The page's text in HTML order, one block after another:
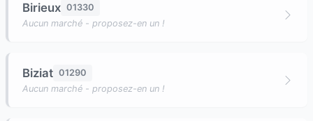
Birieux 01330
Aucun marché - proposez-en un !
Biziat 01290
Aucun marché - proposez-en un !